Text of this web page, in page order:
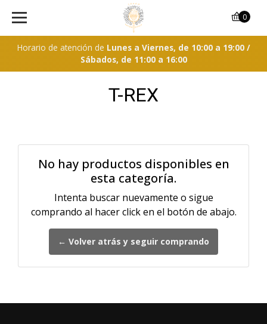
Horario de atención de Lunes a Viernes, de 10:00 a 19:00 /
Sábados, de 11:00 a 16:00
0
T-REX
No hay productos disponibles en
esta categoría.
Intenta buscar nuevamente o sigue
comprando al hacer click en el botón de abajo.
← Volver atrás y seguir comprando